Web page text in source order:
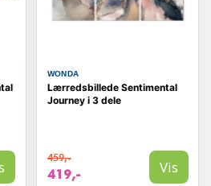
WONDA
Lærredsbillede Sentimental
Journey i 3 dele
459,-
419,- Vis